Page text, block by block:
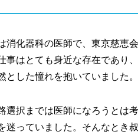
消化器科の医師で、東京慈恵
事はとても身近な存在であり
とした憧れを抱いていました。
選択までは医師になろうとは
迷っていました。そんなとき